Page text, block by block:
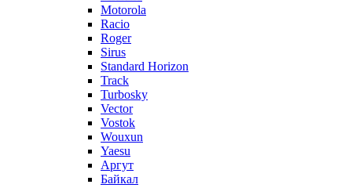
Motorola
Racio
Roger
Sirus
Standard Horizon
Track
Turbosky
Vector
Vostok
Wouxun
Yaesu
Аргут
Байкал